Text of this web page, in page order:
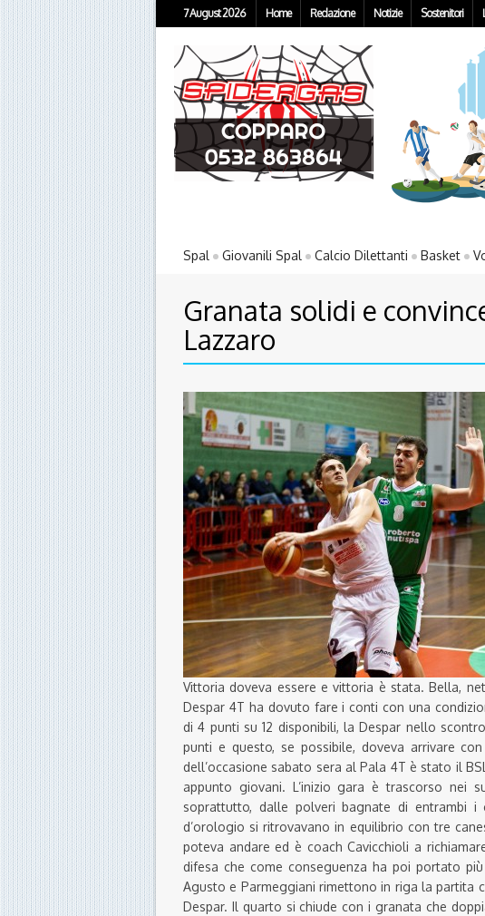
7 August 2026 Home Redazione Notizie Sostenitori
Spal Giovanili Spal Calcio Dilettanti Basket
Granata solidi e
Lazzaro
Vittoria doveva essere e vittoria è stata. Bella,
Despar 4T ha dovuto fare i conti con una
di 4 punti su 12 disponibili, la Despar nello
punti e questo, se possibile, doveva arrivare
dell’occasione sabato sera al Pala 4T è stato il
appunto giovani. L’inizio gara è trascorso nei
soprattutto, dalle polveri bagnate di entrambi
d’orologio si ritrovavano in equilibrio con tre
poteva andare ed è coach Cavicchioli a
difesa che come conseguenza ha poi portato
Agusto e Parmeggiani rimettono in riga la partita
Despar. Il quarto si chiude con i granata che